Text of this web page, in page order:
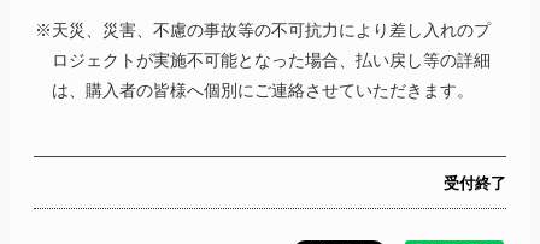
※天災、災害、不慮の事故等の不可抗力により差し入れのプ
ロジェクトが実施不可能となった場合、払い戻し等の詳細
は、購入者の皆様へ個別にご連絡させていただきます。
受付終了